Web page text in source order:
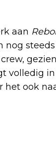
aan
volledig
ook